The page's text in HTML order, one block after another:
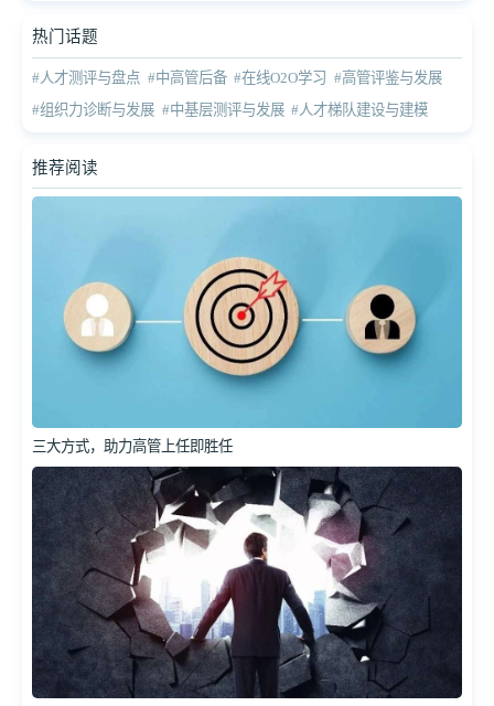
热门话题
#人才测评与盘点 #中高管后备 #在线O2O学习 #高管评鉴与发展
#组织力诊断与发展 #中基层测评与发展 #人才梯队建设与建模
推荐阅读
三大方式，助力高管上任即胜任